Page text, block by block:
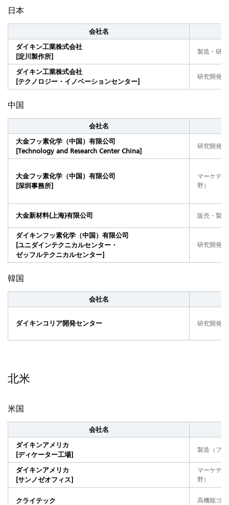
日本
会社名
ダイキン工業株式会社
[淀川製作所]
製造・研
ダイキン工業株式会社
[テクノロジー・イノベーションセンター]
研究開発
中国
会社名
大金フッ素化学（中国）有限公司
[Technology and Research Center China]
研究開発
大金フッ素化学（中国）有限公司
[深圳事務所]
マーケテ
野）
大金新材料(上海)有限公司 販売・製
ダイキンフッ素化学（中国）有限公司
[ユニダインテクニカルセンター・
ゼッフルテクニカルセンター]
研究開発
韓国
会社名
ダイキンコリア開発センター 研究開発
北米
米国
会社名
ダイキンアメリカ
[ディケーター工場]
製造（フ
ダイキンアメリカ
[サンノゼオフィス]
マーケテ
野）
クライテック 高機能ゴ